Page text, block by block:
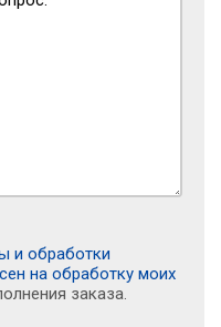
и обработки
на обработку моих
заказа.